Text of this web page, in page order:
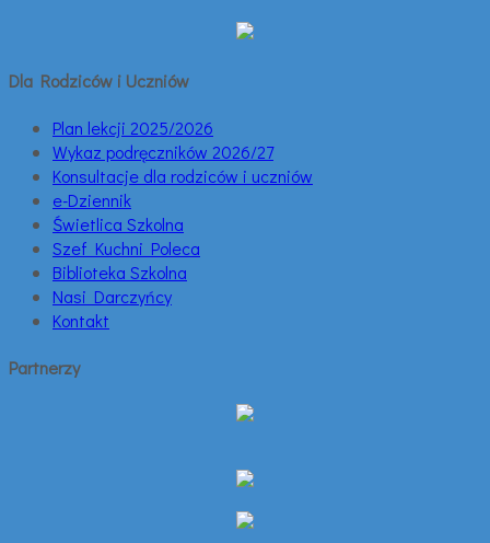
Dla Rodziców i Uczniów
Plan lekcji 2025/2026
Wykaz podręczników 2026/27
Konsultacje dla rodziców i uczniów
e-Dziennik
Świetlica Szkolna
Szef Kuchni Poleca
Biblioteka Szkolna
Nasi Darczyńcy
Kontakt
Partnerzy